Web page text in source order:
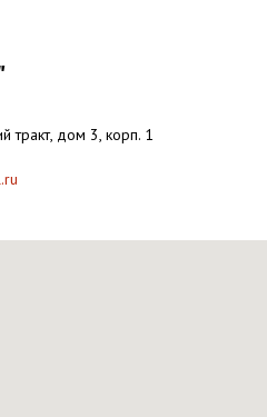
тракт, дом 3, корп. 1